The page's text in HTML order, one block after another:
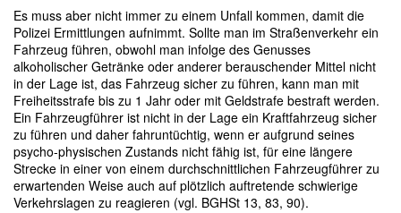
Es muss aber nicht immer zu einem Unfall kommen, damit die
Polizei Ermittlungen aufnimmt. Sollte man im Straßenverkehr ein
Fahrzeug führen, obwohl man infolge des Genusses
alkoholischer Getränke oder anderer berauschender Mittel nicht
in der Lage ist, das Fahrzeug sicher zu führen, kann man mit
Freiheitsstrafe bis zu 1 Jahr oder mit Geldstrafe bestraft werden.
Ein Fahrzeugführer ist nicht in der Lage ein Kraftfahrzeug sicher
zu führen und daher fahruntüchtig, wenn er aufgrund seines
psycho-physischen Zustands nicht fähig ist, für eine längere
Strecke in einer von einem durchschnittlichen Fahrzeugführer zu
erwartenden Weise auch auf plötzlich auftretende schwierige
Verkehrslagen zu reagieren (vgl. BGHSt 13, 83, 90).